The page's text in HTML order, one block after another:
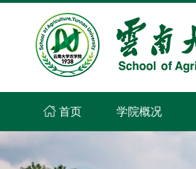
首页 学院概况